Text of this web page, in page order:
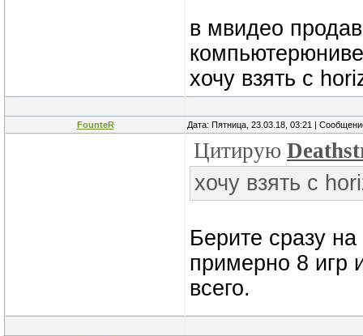
в мвидео
хочу взять с
FounteR Дата: Пятница, 23.03.18, 03:21 |
Цитирую
хочу взять с
Берите сразу
примерно 8 игр
всего.